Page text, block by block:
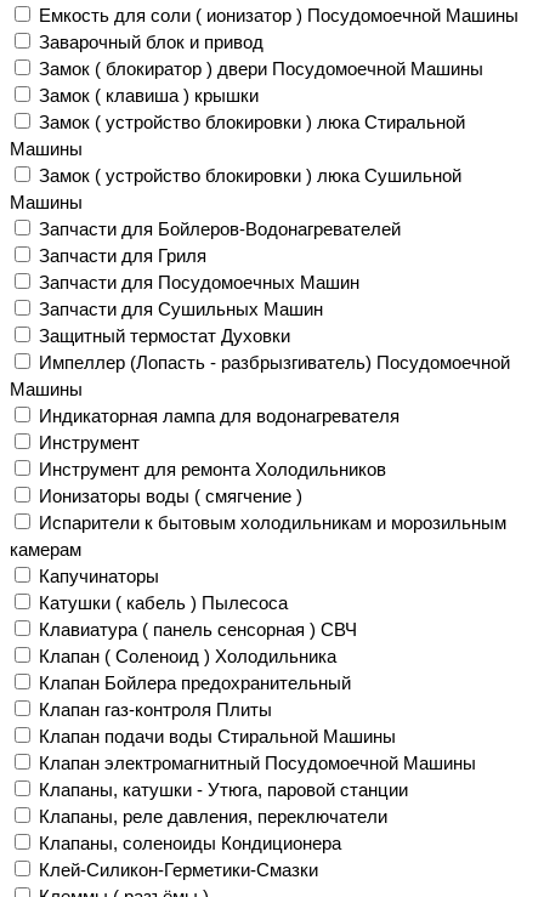
Емкость для соли ( ионизатор ) Посудомоечной Машины
Заварочный блок и привод
Замок ( блокиратор ) двери Посудомоечной Машины
Замок ( клавиша ) крышки
Замок ( устройство блокировки ) люка Стиральной
Машины
Замок ( устройство блокировки ) люка Сушильной
Машины
Запчасти для Бойлеров-Водонагревателей
Запчасти для Гриля
Запчасти для Посудомоечных Машин
Запчасти для Сушильных Машин
Защитный термостат Духовки
Импеллер (Лопасть - разбрызгиватель) Посудомоечной
Машины
Индикаторная лампа для водонагревателя
Инструмент
Инструмент для ремонта Холодильников
Ионизаторы воды ( смягчение )
Испарители к бытовым холодильникам и морозильным
камерам
Капучинаторы
Катушки ( кабель ) Пылесоса
Клавиатура ( панель сенсорная ) СВЧ
Клапан ( Соленоид ) Холодильника
Клапан Бойлера предохранительный
Клапан газ-контроля Плиты
Клапан подачи воды Стиральной Машины
Клапан электромагнитный Посудомоечной Машины
Клапаны, катушки - Утюга, паровой станции
Клапаны, реле давления, переключатели
Клапаны, соленоиды Кондиционера
Клей-Силикон-Герметики-Смазки